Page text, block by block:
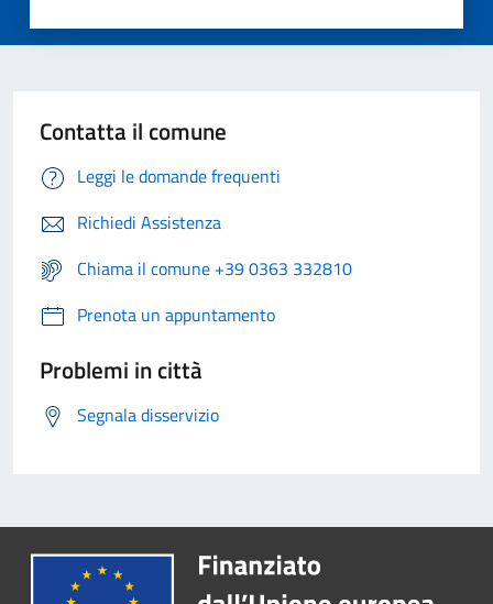
Contatta il comune
Leggi le domande frequenti
Richiedi Assistenza
Chiama il comune +39 0363 332810
Prenota un appuntamento
Problemi in città
Segnala disservizio